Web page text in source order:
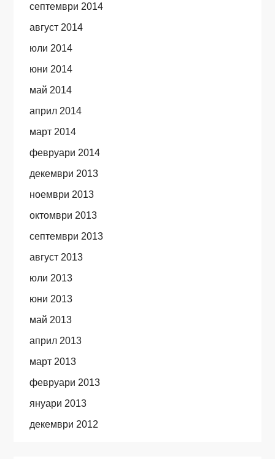
септември 2014
август 2014
юли 2014
юни 2014
май 2014
април 2014
март 2014
февруари 2014
декември 2013
ноември 2013
октомври 2013
септември 2013
август 2013
юли 2013
юни 2013
май 2013
април 2013
март 2013
февруари 2013
януари 2013
декември 2012